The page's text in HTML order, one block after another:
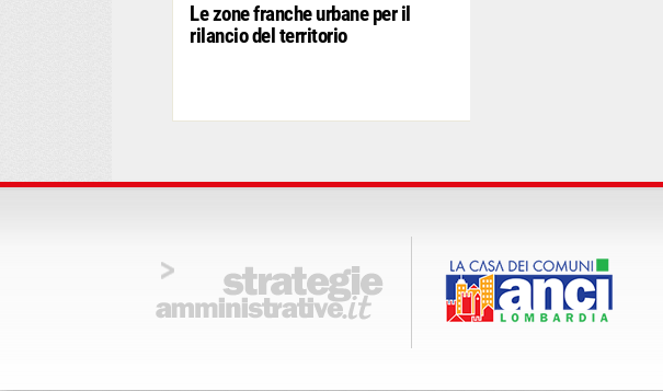
Le zone franche urbane per il
rilancio del territorio